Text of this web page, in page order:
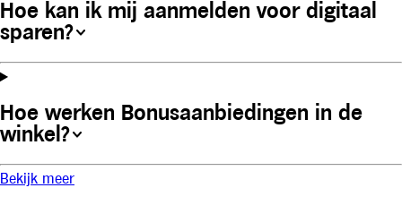
Hoe kan ik mij aanmelden voor digitaal
sparen?
Hoe werken Bonusaanbiedingen in de
winkel?
Bekijk meer